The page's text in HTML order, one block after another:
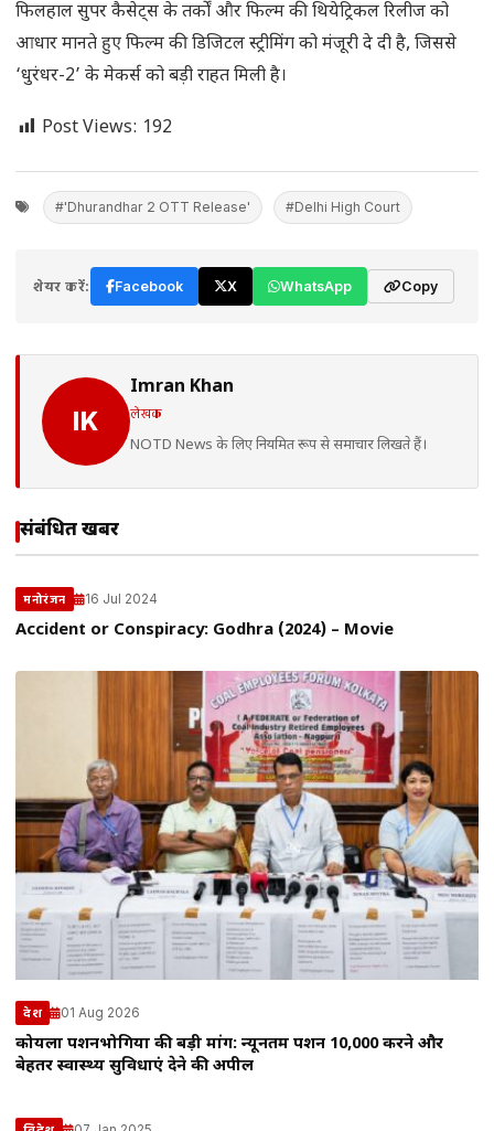
फिलहाल सुपर कैसेट्स के तर्कों और फिल्म की थियेट्रिकल रिलीज को
आधार मानते हुए फिल्म की डिजिटल स्ट्रीमिंग को मंजूरी दे दी है, जिससे
‘धुरंधर-2’ के मेकर्स को बड़ी राहत मिली है।
Post Views: 192
#'Dhurandhar 2 OTT Release' #Delhi High Court
शेयर करें: Facebook X WhatsApp Copy
IK
Imran Khan
लेखक
NOTD News के लिए नियमित रूप से समाचार लिखते हैं।
संबंधित खबरें
मनोरंजन 16 Jul 2024
Accident or Conspiracy: Godhra (2024) – Movie
देश 01 Aug 2026
कोयला पेंशनभोगियों की बड़ी मांग: न्यूनतम पेंशन ₹10,000 करने और
बेहतर स्वास्थ्य सुविधाएं देने की अपील